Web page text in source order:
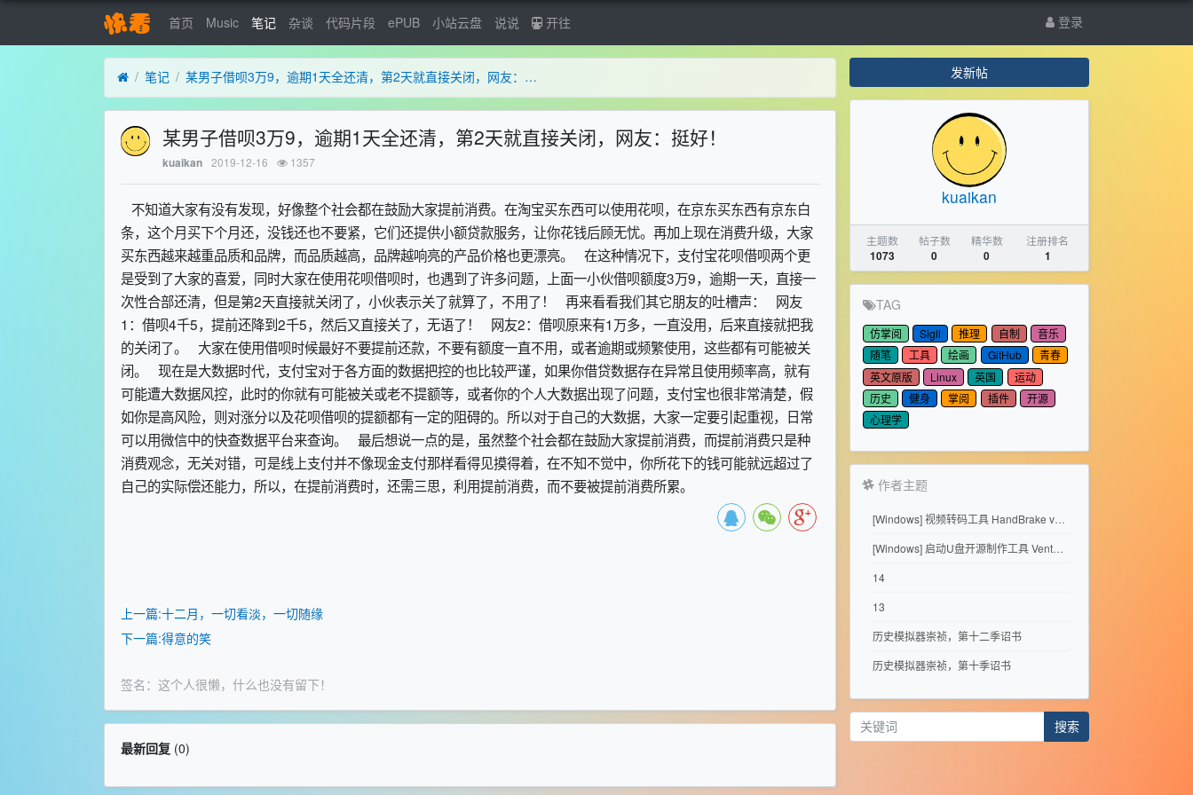
首页 Music 笔记 杂谈 代码片段 ePUB 小站云盘 说说 开往 登录
笔记 某男子借呗3万9，逾期1天全还清，第2天就直接关闭，网友：挺好！
某男子借呗3万9，逾期1天全还清，第2天就直接关闭，网友：挺好！
kuaikan 2019-12-16 1357
不知道大家有没有发现，好像整个社会都在鼓励大家提前消费。在淘宝买东西可以使用花呗，在京东买东西有京东白
条，这个月买下个月还，没钱还也不要紧，它们还提供小额贷款服务，让你花钱后顾无忧。再加上现在消费升级，大家
买东西越来越重品质和品牌，而品质越高，品牌越响亮的产品价格也更漂亮。 在这种情况下，支付宝花呗借呗两个更
是受到了大家的喜爱，同时大家在使用花呗借呗时，也遇到了许多问题，上面一小伙借呗额度3万9，逾期一天，直接一
次性合部还清，但是第2天直接就关闭了，小伙表示关了就算了，不用了！ 再来看看我们其它朋友的吐槽声： 网友
1：借呗4千5，提前还降到2千5，然后又直接关了，无语了！ 网友2：借呗原来有1万多，一直没用，后来直接就把我
的关闭了。 大家在使用借呗时候最好不要提前还款，不要有额度一直不用，或者逾期或频繁使用，这些都有可能被关
闭。 现在是大数据时代，支付宝对于各方面的数据把控的也比较严谨，如果你借贷数据存在异常且使用频率高，就有
可能遭大数据风控，此时的你就有可能被关或老不提额等，或者你的个人大数据出现了问题，支付宝也很非常清楚，假
如你是高风险，则对涨分以及花呗借呗的提额都有一定的阻碍的。所以对于自己的大数据，大家一定要引起重视，日常
可以用微信中的快查数据平台来查询。 最后想说一点的是，虽然整个社会都在鼓励大家提前消费，而提前消费只是种
消费观念，无关对错，可是线上支付并不像现金支付那样看得见摸得着，在不知不觉中，你所花下的钱可能就远超过了
自己的实际偿还能力，所以，在提前消费时，还需三思，利用提前消费，而不要被提前消费所累。
上一篇:十二月，一切看淡，一切随缘
下一篇:得意的笑
签名：这个人很懒，什么也没有留下！
最新回复(0)
发新帖
kuaikan
主题数
1073
帖子数
0
精华数
0
注册排名
1
TAG
仿掌阅 Sigil 推理 自制
音乐
随笔
工具 绘画 GitHub
青春
英文原版
Linux 英国
运动
历史
健身 掌阅 插件
开源
心理学
作者主题
[Windows] 视频转码工具 HandBrake v1.11.2
[Windows] 启动U盘开源制作工具 Ventoy 1.1.17
14
13
历史模拟器崇祯，第十二季诏书
历史模拟器崇祯，第十季诏书
搜索